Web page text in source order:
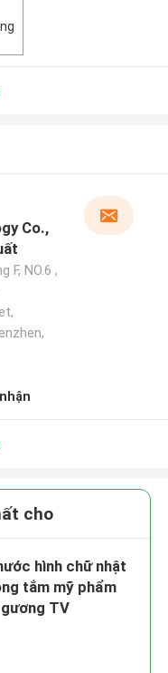
Co.,
F, NO.6 ,
cho
hình chữ nhật
tắm mỹ phẩm
TV